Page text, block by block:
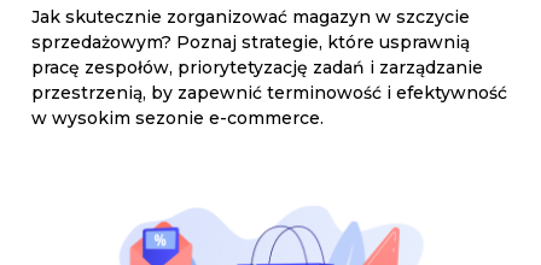
Jak skutecznie zorganizować magazyn w szczycie
sprzedażowym? Poznaj strategie, które usprawnią
pracę zespołów, priorytetyzację zadań i zarządzanie
przestrzenią, by zapewnić terminowość i efektywność
w wysokim sezonie e-commerce.